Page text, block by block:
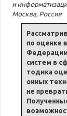
и
Москва, Рос­сия
по оцен­ке
си­стем в
то­ди­ка
он­ных
не